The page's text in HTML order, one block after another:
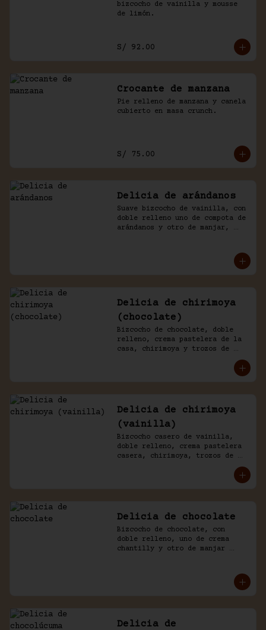
bizcocho de vainilla y mousse
de limón.
S/ 92.00
Crocante de manzana
Pie relleno de manzana y canela
cubierto en masa crunch.
S/ 75.00
Delicia de arándanos
Suave bizcocho de vainilla, con
doble relleno uno de compota de
arándanos y otro de manjar,
Delicia de chirimoya
(chocolate)
Bizcocho de chocolate, doble
relleno, crema pastelera de la
casa, chirimoya y trozos de
Delicia de chirimoya
(vainilla)
Bizcocho casero de vainilla,
doble relleno, crema pastelera
casera, chirimoya, trozos de
chantilly, decorado con manjar
Delicia de chocolate
Bizcocho de chocolate, con
doble relleno, uno de crema
chantilly y otro de manjar
Delicia de